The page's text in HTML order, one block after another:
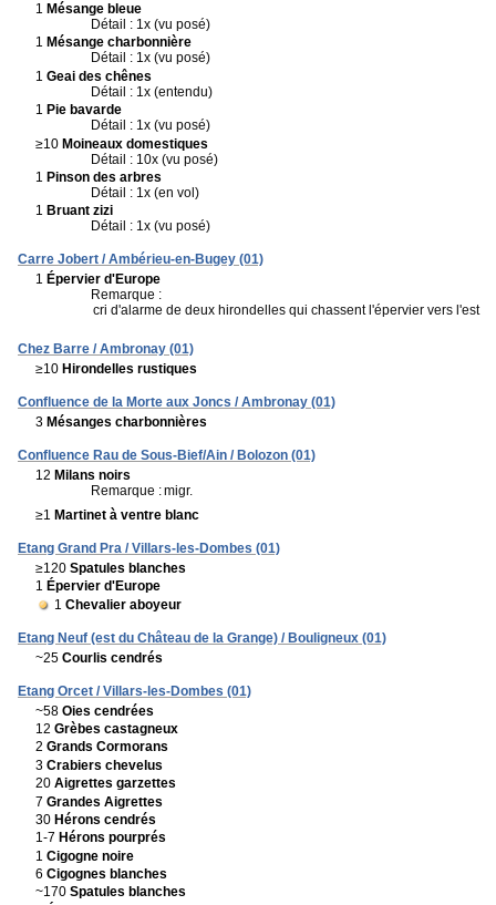
1 Mésange bleue
Détail : 1x (vu posé)
1 Mésange charbonnière
Détail : 1x (vu posé)
1 Geai des chênes
Détail : 1x (entendu)
1 Pie bavarde
Détail : 1x (vu posé)
≥10 Moineaux domestiques
Détail : 10x (vu posé)
1 Pinson des arbres
Détail : 1x (en vol)
1 Bruant zizi
Détail : 1x (vu posé)
Carre Jobert / Ambérieu-en-Bugey (01)
1 Épervier d'Europe
Remarque :
cri d'alarme de deux hirondelles qui chassent l'épervier vers l'est
Chez Barre / Ambronay (01)
≥10 Hirondelles rustiques
Confluence de la Morte aux Joncs / Ambronay (01)
3 Mésanges charbonnières
Confluence Rau de Sous-Bief/Ain / Bolozon (01)
12 Milans noirs
Remarque :migr.
≥1 Martinet à ventre blanc
Etang Grand Pra / Villars-les-Dombes (01)
≥120 Spatules blanches
1 Épervier d'Europe
1 Chevalier aboyeur
Etang Neuf (est du Château de la Grange) / Bouligneux (01)
~25 Courlis cendrés
Etang Orcet / Villars-les-Dombes (01)
~58 Oies cendrées
12 Grèbes castagneux
2 Grands Cormorans
3 Crabiers chevelus
20 Aigrettes garzettes
7 Grandes Aigrettes
30 Hérons cendrés
1-7 Hérons pourprés
1 Cigogne noire
6 Cigognes blanches
~170 Spatules blanches